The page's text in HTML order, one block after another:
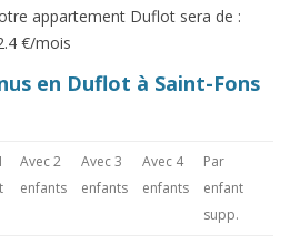
appartement Duflot sera de :
€/mois
en Duflot à Saint-Fons
Avec 2
enfants
Avec 3
enfants
Avec 4
enfants
Par
enfant
supp.